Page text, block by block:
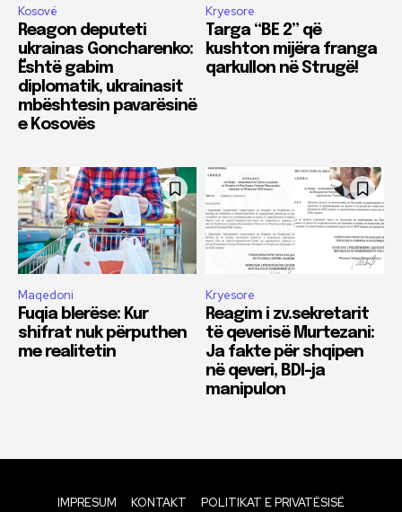
Kosovë
Reagon deputeti
ukrainas Goncharenko:
Është gabim
diplomatik, ukrainasit
mbështesin pavarësinë
e Kosovës
Kryesore
Targa “BE 2” që
kushton mijëra franga
qarkullon në Strugë!
Maqedoni
Fuqia blerëse: Kur
shifrat nuk përputhen
me realitetin
Kryesore
Reagim i zv.sekretarit
të qeverisë Murtezani:
Ja fakte për shqipen
në qeveri, BDI-ja
manipulon
IMPRESUM KONTAKT POLITIKAT E PRIVATËSISË